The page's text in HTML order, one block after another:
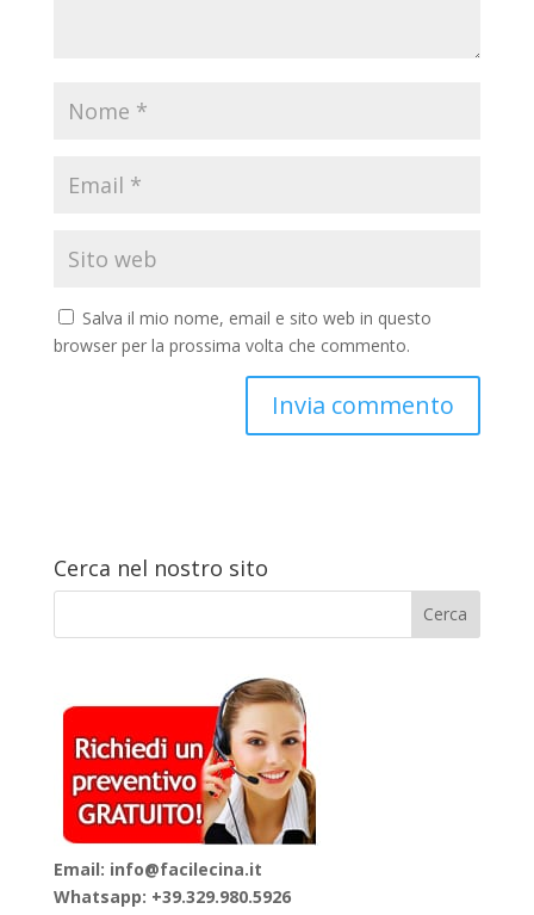
Salva il mio nome, email e sito web in questo
browser per la prossima volta che commento.
Cerca nel nostro sito
Email: info@facilecina.it
Whatsapp: +39.329.980.5926